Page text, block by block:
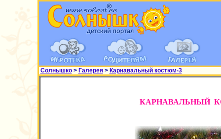
Солнышко> Галерея> Карнавальный костюм-3
КАРНАВАЛЬНЫЙ